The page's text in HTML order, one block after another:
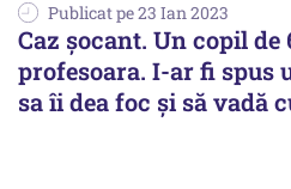
Publicat pe 23 Ian 2023
Caz șocant. Un copil
profesoara. I-ar fi spus
sa îi dea foc și să vadă